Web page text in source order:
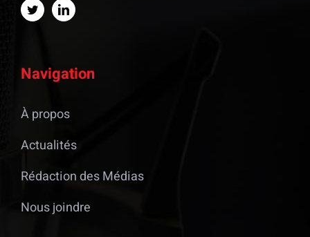
Navigation
À propos
Actualités
Rédaction des Médias
Nous joindre